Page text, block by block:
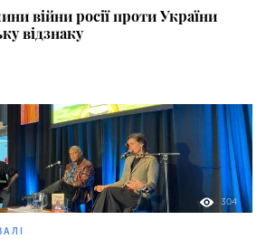
війни росії проти України
відзнаку
304